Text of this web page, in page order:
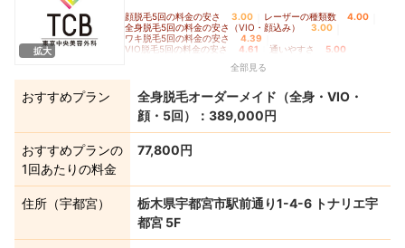
拡大
顔脱毛5回の料金の安さ 3.00 レーザーの種類数 4.00
全身脱毛5回の料金の安さ（VIO・顔込み） 3.00
ワキ脱毛5回の料金の安さ 4.39
VIO脱毛5回の料金の安さ 4.61 通いやすさ
5.00
全部見る
おすすめプラン
全身脱毛オーダーメイド（全身・VIO・
顔・5回）：389,000円
おすすめプランの
1回あたりの料金
77,800円
住所（宇都宮）
栃木県宇都宮市駅前通り1-4-6 トナリエ宇
都宮 5F